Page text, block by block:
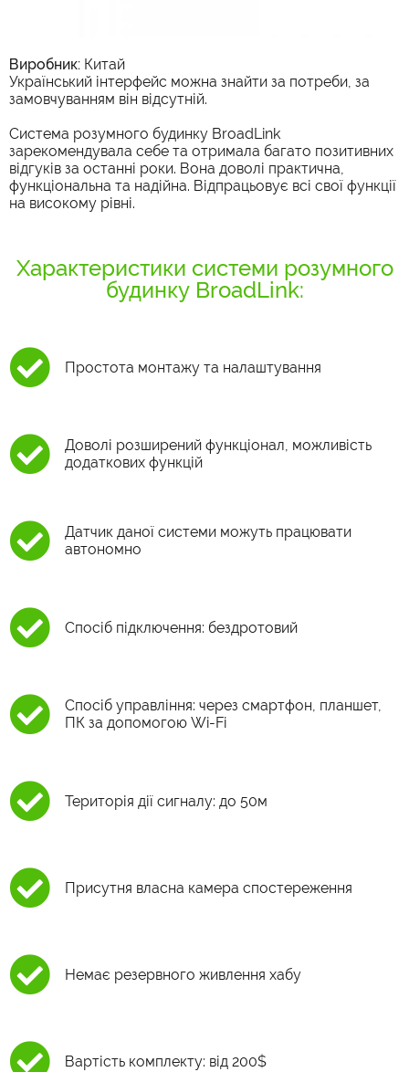
Виробник: Китай
Український інтерфейс можна знайти за потреби, за
замовчуванням він відсутній.
Система розумного будинку BroadLink
зарекомендувала себе та отримала багато позитивних
відгуків за останні роки. Вона доволі практична,
функціональна та надійна. Відпрацьовує всі свої функції
на високому рівні.
Характеристики системи розумного
будинку BroadLink:
Простота монтажу та налаштування
Доволі розширений функціонал, можливість
додаткових функцій
Датчик даної системи можуть працювати
автономно
Спосіб підключення: бездротовий
Спосіб управління: через смартфон, планшет,
ПК за допомогою Wi-Fi
Територія дії сигналу: до 50м
Присутня власна камера спостереження
Немає резервного живлення хабу
Вартість комплекту: від 200$